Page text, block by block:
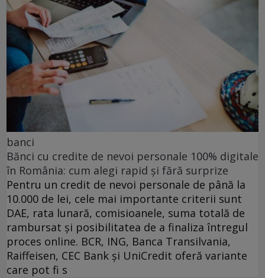
banci
Bănci cu credite de nevoi personale 100% digitale
în România: cum alegi rapid și fără surprize
Pentru un credit de nevoi personale de până la
10.000 de lei, cele mai importante criterii sunt
DAE, rata lunară, comisioanele, suma totală de
rambursat și posibilitatea de a finaliza întregul
proces online. BCR, ING, Banca Transilvania,
Raiffeisen, CEC Bank și UniCredit oferă variante
care pot fi s